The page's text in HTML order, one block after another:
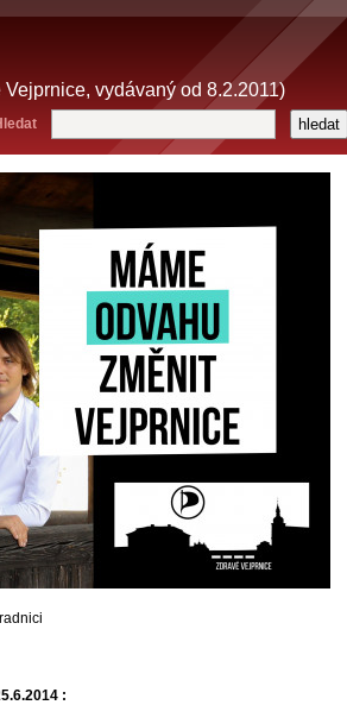
vydávaný od 8.2.2011)
: